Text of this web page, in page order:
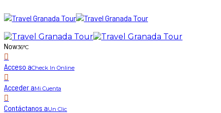
Now36°C
Acceso aCheck In Online
Acceder aMi Cuenta
Contáctanos aUn Clic